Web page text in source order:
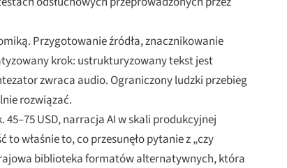
Przygotowanie źródła, znacznikowanie
krok: ustrukturyzowany tekst jest
zwraca audio. Ograniczony ludzki przebieg
rozwiązać.
USD, narracja AI w skali produkcyjnej
właśnie to, co przesunęło pytanie z „czy
biblioteka formatów alternatywnych, która